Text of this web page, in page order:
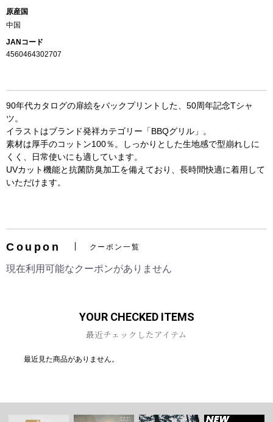
原産国
中国
JANコード
4560464302707
90年代カタログの扉絵をバックプリントした、50周年記念Tシャ
ツ。
イラストはブランド発祥カテゴリー「BBQグリル」。
素材は厚手のコットン100％。しっかりとした生地感で型崩れしに
くく、日常使いにも適しています。
UVカット機能と抗菌防臭加工を備えており、長時間快適に着用して
いただけます。
Coupon クーポン一覧
現在利用可能なクーポンがありません
YOUR CHECKED ITEMS
最近チェックしたアイテム
最近見た商品がありません。